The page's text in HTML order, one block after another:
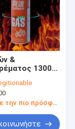
&
1300
ανάφλεξη
όπλων
Λάβετε την πιο πρόσφατη τιμή